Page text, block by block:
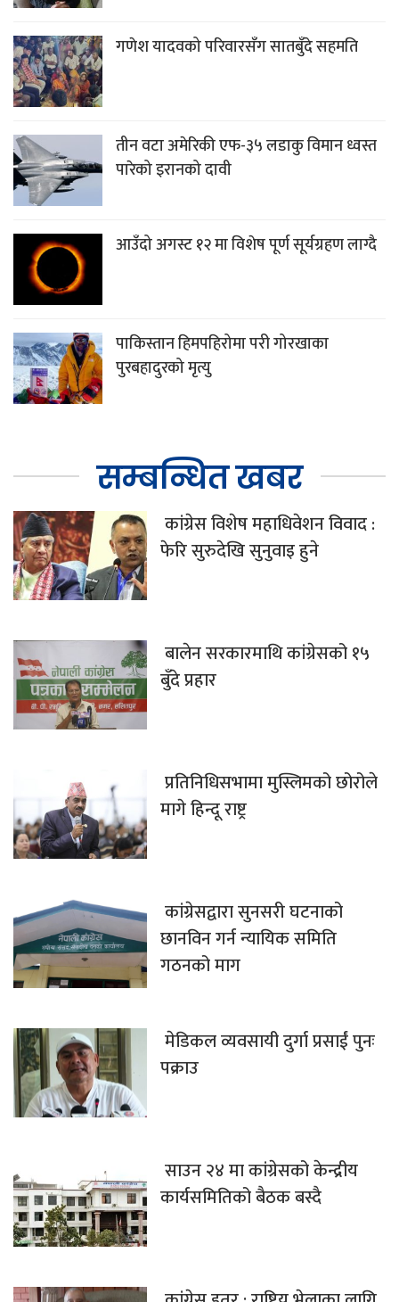
गणेश यादवको परिवारसँग सातबुँदे सहमति
तीन वटा अमेरिकी एफ-३५ लडाकु विमान ध्वस्त
पारेको इरानको दावी
आउँदो अगस्ट १२ मा विशेष पूर्ण सूर्यग्रहण लाग्दै
पाकिस्तान हिमपहिरोमा परी गोरखाका
पुरबहादुरको मृत्यु
सम्बन्धित खबर
कांग्रेस विशेष महाधिवेशन विवाद :
फेरि सुरुदेखि सुनुवाइ हुने
बालेन सरकारमाथि कांग्रेसको १५
बुँदे प्रहार
प्रतिनिधिसभामा मुस्लिमको छोरोले
मागे हिन्दू राष्ट्र
कांग्रेसद्वारा सुनसरी घटनाको
छानविन गर्न न्यायिक समिति
गठनको माग
मेडिकल व्यवसायी दुर्गा प्रसाईं पुनः
पक्राउ
साउन २४ मा कांग्रेसको केन्द्रीय
कार्यसमितिको बैठक बस्दै